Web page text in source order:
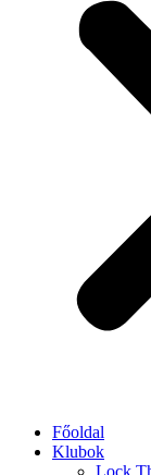
Főoldal
Klubok
Lock